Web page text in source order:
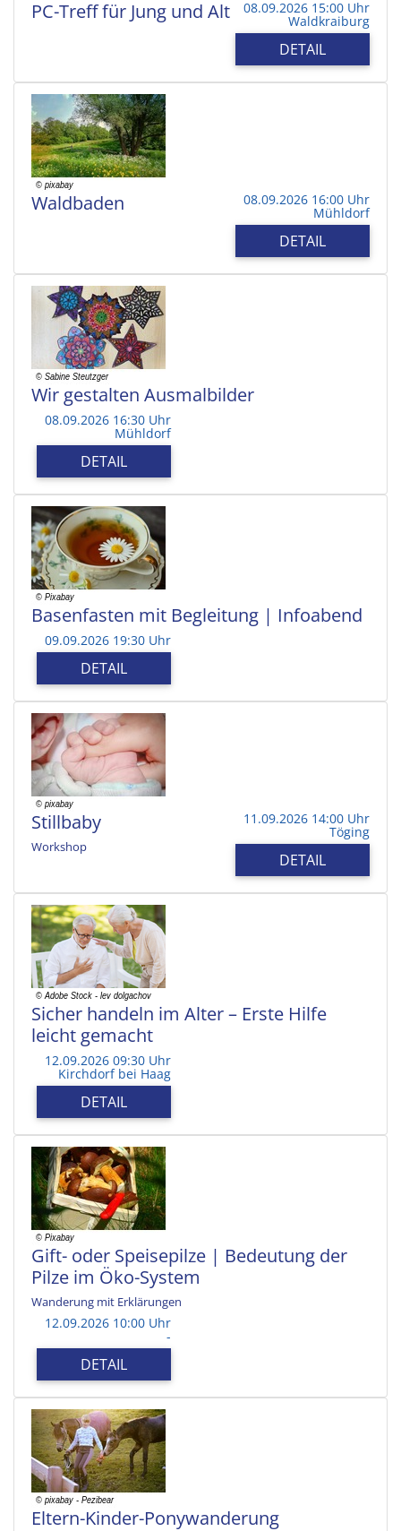
PC-Treff für Jung und Alt 08.09.2026 15:00 Uhr
Waldkraiburg
DETAIL
Waldbaden 08.09.2026 16:00 Uhr
Mühldorf
DETAIL
Wir gestalten Ausmalbilder
08.09.2026 16:30 Uhr
Mühldorf
DETAIL
Basenfasten mit Begleitung | Infoabend
09.09.2026 19:30 Uhr
DETAIL
Stillbaby
Workshop
11.09.2026 14:00 Uhr
Töging
DETAIL
Sicher handeln im Alter – Erste Hilfe
leicht gemacht
12.09.2026 09:30 Uhr
Kirchdorf bei Haag
DETAIL
Gift- oder Speisepilze | Bedeutung der
Pilze im Öko-System
Wanderung mit Erklärungen
12.09.2026 10:00 Uhr
-
DETAIL
Eltern-Kinder-Ponywanderung